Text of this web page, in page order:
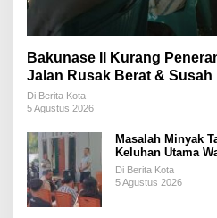
Bakunase II Kurang
Jalan Rusak Berat &
Di Berita Kota
5 Agustus 2026
Masalah Minyak
Keluhan Utama
Di Berita Kota
5 Agustus 2026